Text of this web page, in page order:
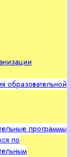
образовательной
программы
по